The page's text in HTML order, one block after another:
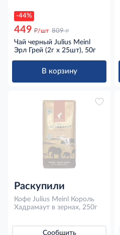
-44%
449 д/шт 809 д
Чай черный Julius Meinl
Эрл Грей (2г х 25шт), 50г
В корзину
Раскупили
Кофе Julius Meinl Король
Хадрамаут в зернах, 250г
Сообщить